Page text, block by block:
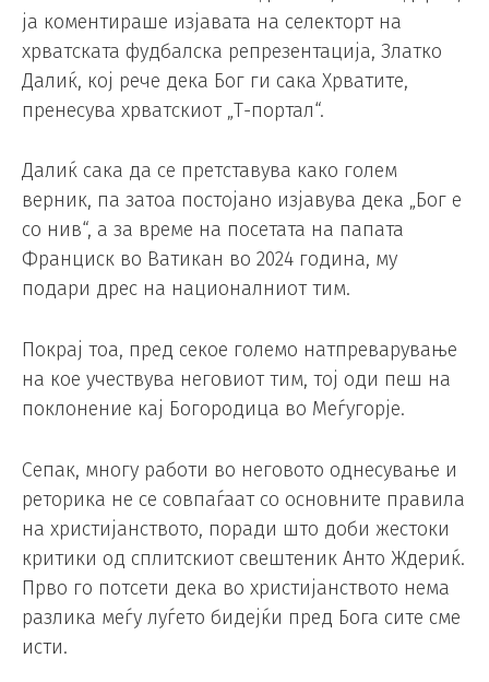
ја коментираше изјавата на селекторт на
хрватската фудбалска репрезентација, Златко
Далиќ, кој рече дека Бог ги сака Хрватите,
пренесува хрватскиот „Т-портал“.
Далиќ сака да се претставува како голем
верник, па затоа постојано изјавува дека „Бог е
со нив“, а за време на посетата на папата
Франциск во Ватикан во 2024 година, му
подари дрес на националниот тим.
Покрај тоа, пред секое големо натпреварување
на кое учествува неговиот тим, тој оди пеш на
поклонение кај Богородица во Меѓугорје.
Сепак, многу работи во неговото однесување и
реторика не се совпаѓаат со основните правила
на христијанството, поради што доби жестоки
критики од сплитскиот свештеник Анто Ждериќ.
Прво го потсети дека во христијанството нема
разлика меѓу луѓето бидејќи пред Бога сите сме
исти.